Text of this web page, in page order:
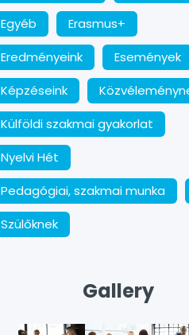
Egyéb
Erasmus+
Eredményeink
Események
Képzéseink
Külföldi szakmai gyakorlat
Nyelvi Hét
Pedagógiai, szakmai munka
Szülőknek
Gallery